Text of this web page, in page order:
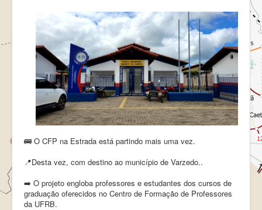
🚌 O CFP na Estrada está partindo mais uma vez.
📍Desta vez, com destino ao município de Varzedo..
➡️ O projeto engloba professores e estudantes dos cursos de
graduação oferecidos no Centro de Formação de Professores
da UFRB.